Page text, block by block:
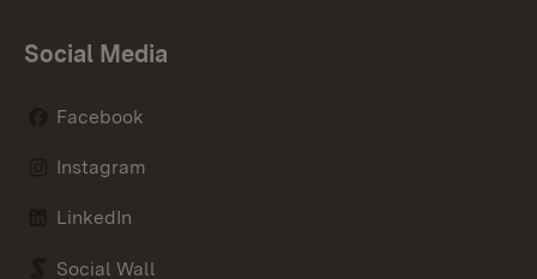
Social Media
Facebook
Instagram
LinkedIn
Social Wall